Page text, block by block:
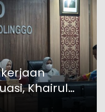
Khairul
Strategis